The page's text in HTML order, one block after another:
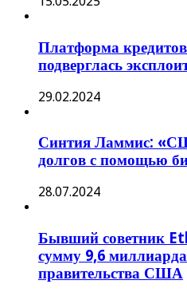
Платформа
подверглась
29.02.2024
Синтия Ламмис:
долгов с помощью
28.07.2024
Бывший советник
сумму 9,6
правительства США